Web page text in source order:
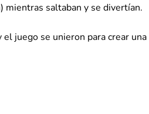
mientras saltaban y se divertían.
juego se unieron para crear una